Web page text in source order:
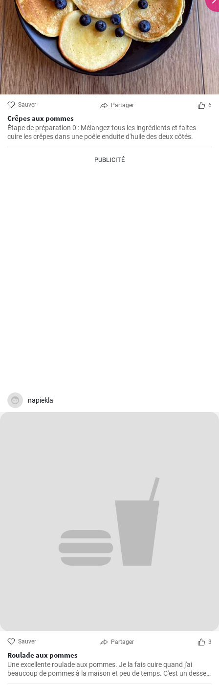
Sauver Partager 6
Crêpes aux pommes
Étape de préparation 0 : Mélangez tous les ingrédients et faites
cuire les crêpes dans une poêle enduite d'huile des deux côtés.
PUBLICITÉ
napiekla
Sauver Partager 3
Roulade aux pommes
Une excellente roulade aux pommes. Je la fais cuire quand j'ai
beaucoup de pommes à la maison et peu de temps. C'est un dessert
rapide et facile qui plait toujours.